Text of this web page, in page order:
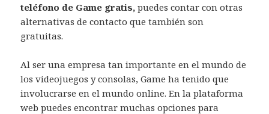
teléfono de Game gratis, puedes contar con otras
alternativas de contacto que también son
gratuitas.
Al ser una empresa tan importante en el mundo de
los videojuegos y consolas, Game ha tenido que
involucrarse en el mundo online. En la plataforma
web puedes encontrar muchas opciones para